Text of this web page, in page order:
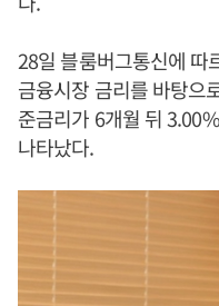
28일 블룸버그통신에 따
금융시장 금리를 바탕으
준금리가 6개월 뒤
나타났다.